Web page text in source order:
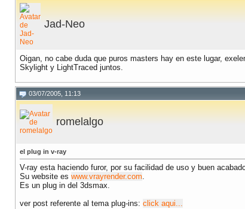
Jad-Neo
Oigan, no cabe duda que puros masters hay en este lugar,
Skylight y LightTraced juntos.
03/07/2005, 11:13
romelalgo
el plug in v-ray
V-ray esta haciendo furor, por su facilidad de uso y buen
Su website es www.vrayrender.com.
Es un plug in del 3dsmax.
ver post referente al tema plug-ins: click aqui...